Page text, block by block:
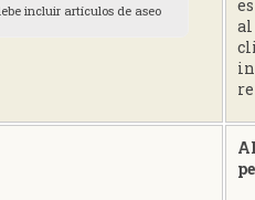
incluir artículos de aseo
al